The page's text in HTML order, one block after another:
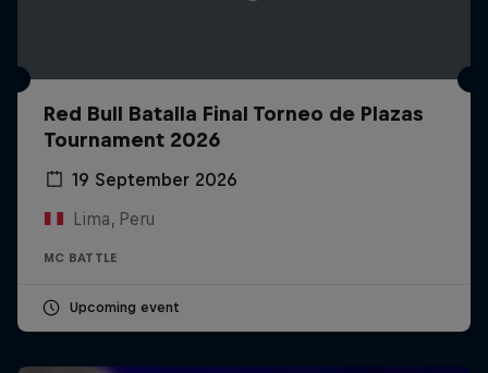
Red Bull Batalla Final Torneo de Plazas
Tournament 2026
19 September 2026
Lima, Peru
MC BATTLE
Upcoming event